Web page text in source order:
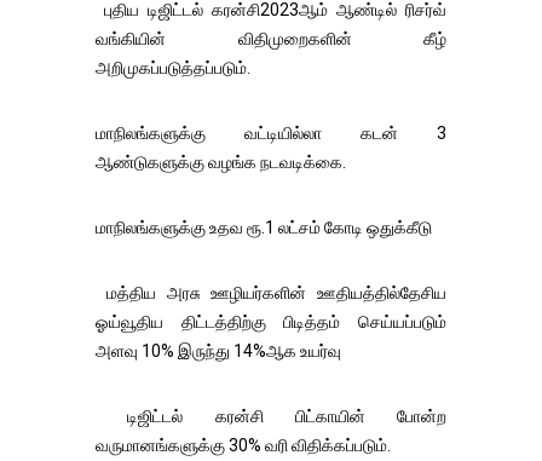
புதிய டிஜிட்டல் கரன்சி2023ஆம் ஆண்டில் ரிசர்வ்
வங்கியின் விதிமுறைகளின் கீழ்
அறிமுகப்படுத்தப்படும்.
மாநிலங்களுக்கு வட்டியில்லா கடன் 3
ஆண்டுகளுக்கு வழங்க நடவடிக்கை.
மாநிலங்களுக்கு உதவ ரூ.1 லட்சம் கோடி ஒதுக்கீடு
மத்திய அரசு ஊழியர்களின் ஊதியத்தில்தேசிய
ஓய்வூதிய திட்டத்திற்கு பிடித்தம் செய்யப்படும்
அளவு 10% இருந்து 14%ஆக உயர்வு
டிஜிட்டல் கரன்சி பிட்காயின் போன்ற
வருமானங்களுக்கு 30% வரி விதிக்கப்படும்.